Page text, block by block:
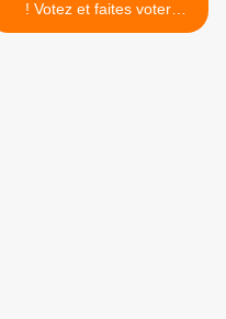
! Votez et faites voter
SUPAP-FSU pour améliorer